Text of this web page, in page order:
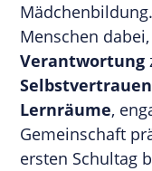
Menschen
Verantwortung
Selbstvertrauen
Lernräume,
Gemeinschaft
ersten Schultag